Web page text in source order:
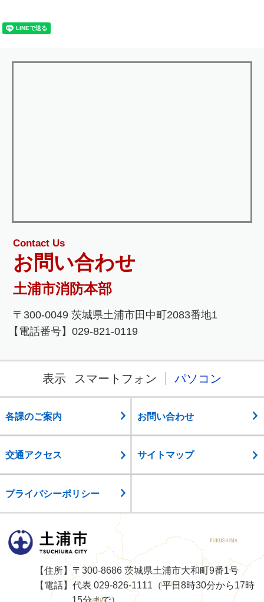
Contact Us
お問い合わせ
土浦市消防本部
〒300-0049 茨城県土浦市田中町2083番地1
【電話番号】029-821-0119
表示 スマートフォン パソコン
各課のご案内 お問い合わせ
交通アクセス サイトマップ
プライバシーポリシー
土浦市
【住所】〒300-8686 茨城県土浦市大和町9番1号
【電話】代表 029-826-1111（平日8時30分から17時